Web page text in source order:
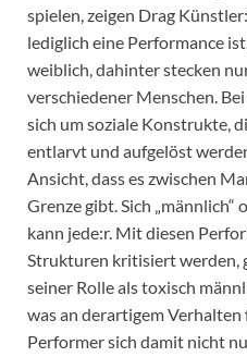
spielen, zeigen Drag
lediglich eine Performance
weiblich, dahinter stecken
verschiedener Menschen.
sich um soziale Konstrukte,
entlarvt und aufgelöst
Ansicht, dass es zwischen
Grenze gibt. Sich „männlich“
kann jede:r. Mit diesen
Strukturen kritisiert werden,
seiner Rolle als toxisch
was an derartigem Verhalten
Performer sich damit nicht